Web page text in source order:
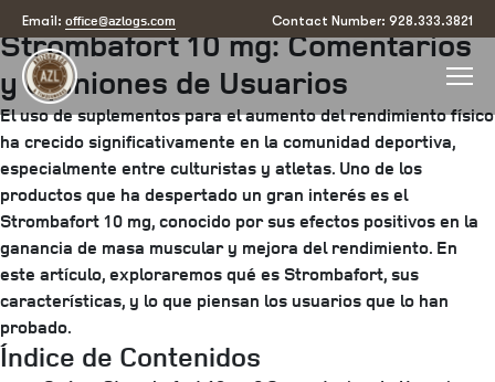
Email: office@azlogs.com Contact Number: 928.333.3821
Posted
on
July 31, 2025byarizona
Strombafort 10 mg: Comentarios
y Opiniones de Usuarios
El uso de suplementos para el aumento del rendimiento físico
ha crecido significativamente en la comunidad deportiva,
especialmente entre culturistas y atletas. Uno de los
productos que ha despertado un gran interés es el
Strombafort 10 mg, conocido por sus efectos positivos en la
ganancia de masa muscular y mejora del rendimiento. En
este artículo, exploraremos qué es Strombafort, sus
características, y lo que piensan los usuarios que lo han
probado.
Índice de Contenidos